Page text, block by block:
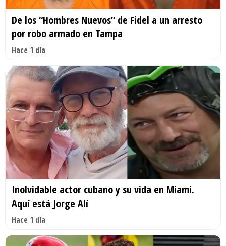
De los “Hombres Nuevos” de Fidel a un arresto
por robo armado en Tampa
Hace 1 día
Inolvidable actor cubano y su vida en Miami.
Aquí está Jorge Alí
Hace 1 día